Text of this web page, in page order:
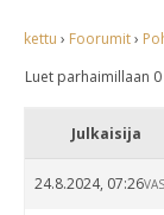
kettu › Foorumit›
Luet parhaimillaan
Julkaisija
24.8.2024, 07:26